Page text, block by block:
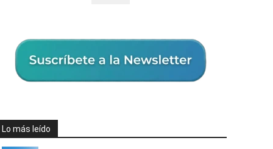
Lo más leído